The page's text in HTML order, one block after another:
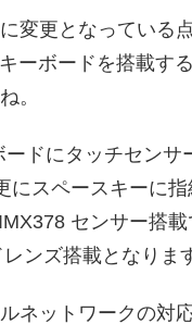
変更となっている
ーボードを搭載す
。
ドにタッチセン
にスペースキーに
センサー搭
ンズ搭載となりま
ネットワークの対